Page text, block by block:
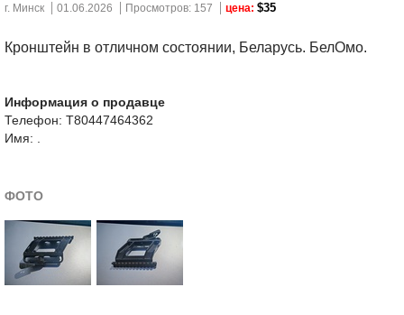
г. Минск 01.06.2026 Просмотров: 157 цена: $35
Кронштейн в отличном состоянии, Беларусь. БелОмо.
Информация о продавце
Телефон: Т80447464362
Имя: .
ФОТО